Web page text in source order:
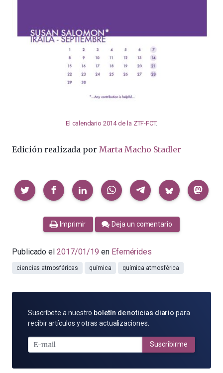
El calendario 2014 de la ZTF-FCT.
Edición realizada por Marta Macho Stadler
Compartir
Imprimir Deja un comentario
Publicado el 2017/01/19 en Efemérides
ciencias atmosféricas química química atmosférica
SUSCRÍBETE
POR
MAIL
Suscríbete a nuestro boletín de noticias diario para
recibir artículos y otras actualizaciones.
Suscribirme